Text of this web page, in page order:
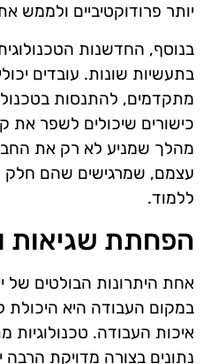
יותר פרודוקטיביים ולממש
בנוסף, החדשנות
בתעשיות שונות. עובדים
מתקדמים, להתנסות
כישורים שיכולים לשפר את
מהלך שמניע לא רק את
עצמם, שמרגישים שהם חלק
ללמוד.
הפחתת שגיאות
אחת היתרונות הבולטים של
במקום העבודה היא
איכות העבודה. טכנולוגיות
נתונים בצורה מדויקת